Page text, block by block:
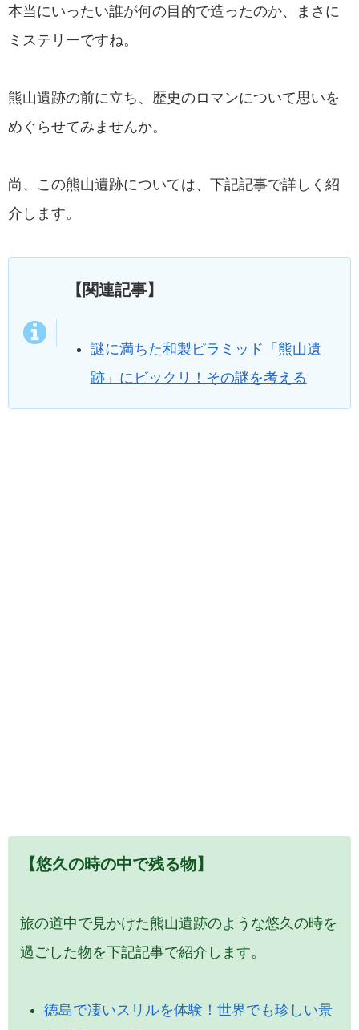
本当にいったい誰が何の目的で造ったのか、まさに
ミステリーですね。
熊山遺跡の前に立ち、歴史のロマンについて思いを
めぐらせてみませんか。
尚、この熊山遺跡については、下記記事で詳しく紹
介します。
【関連記事】
謎に満ちた和製ピラミッド「熊山遺
跡」にビックリ！その謎を考える
【悠久の時の中で残る物】
旅の道中で見かけた熊山遺跡のような悠久の時を
過ごした物を下記記事で紹介します。
徳島で凄いスリルを体験！世界でも珍しい景